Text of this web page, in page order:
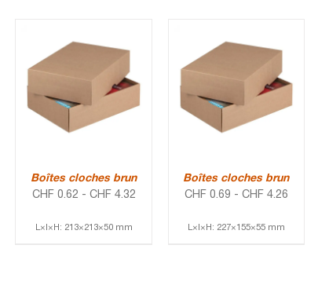
Boîtes cloches brun
CHF 0.62 - CHF 4.32
L×l×H: 213×213×50 mm
Boîtes cloches brun
CHF 0.69 - CHF 4.26
L×l×H: 227×155×55 mm